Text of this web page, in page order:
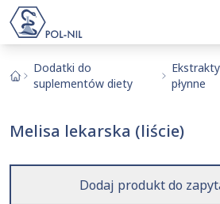
O nas
Kontakt
Dodatki do
suplementów diety
Ekstrakty
płynne
Melisa lekarska (liście)
Dodaj produkt do
Wybrane surowce i substancje
Aktualnie niczego nie
Wyszukiwarka
Szukaj